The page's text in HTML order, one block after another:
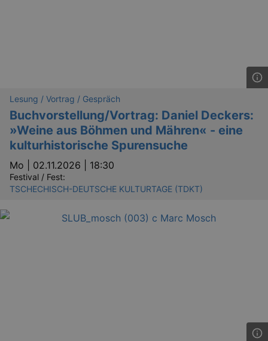
Lesung / Vortrag / Gespräch
Buchvorstellung/Vortrag: Daniel Deckers:
»Weine aus Böhmen und Mähren« - eine
kulturhistorische Spurensuche
Mo | 02.11.2026 | 18:30
Festival / Fest:
TSCHECHISCH-DEUTSCHE KULTURTAGE (TDKT)
GPS
Google LLC
VISITOR_INFO1_LIVE
Google LLC
.youtube.com